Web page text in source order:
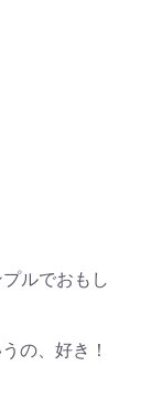
ルでおもし
の、好き！